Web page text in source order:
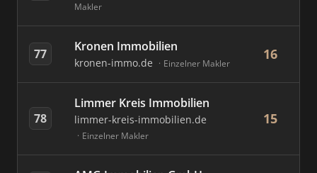
Makler
77 Kronen Immobilien
kronen-immo.de Einzelner Makler
16
78
Limmer Kreis Immobilien
limmer-kreis-immobilien.de
Einzelner Makler
15